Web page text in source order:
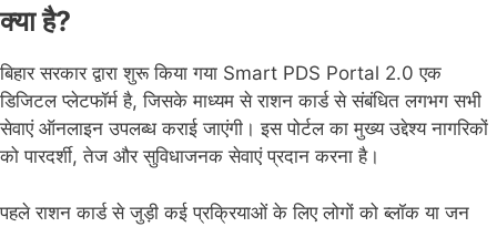
क्या है?
बिहार सरकार द्वारा शुरू किया गया Smart PDS Portal 2.0 एक
डिजिटल प्लेटफॉर्म है, जिसके माध्यम से राशन कार्ड से संबंधित लगभग सभी
सेवाएं ऑनलाइन उपलब्ध कराई जाएंगी। इस पोर्टल का मुख्य उद्देश्य नागरिकों
को पारदर्शी, तेज और सुविधाजनक सेवाएं प्रदान करना है।
पहले राशन कार्ड से जुड़ी कई प्रक्रियाओं के लिए लोगों को ब्लॉक या जन